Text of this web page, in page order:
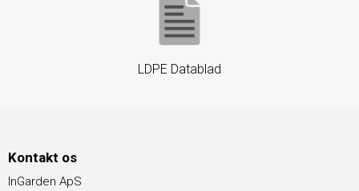
LDPE Datablad
Kontakt os
InGarden ApS